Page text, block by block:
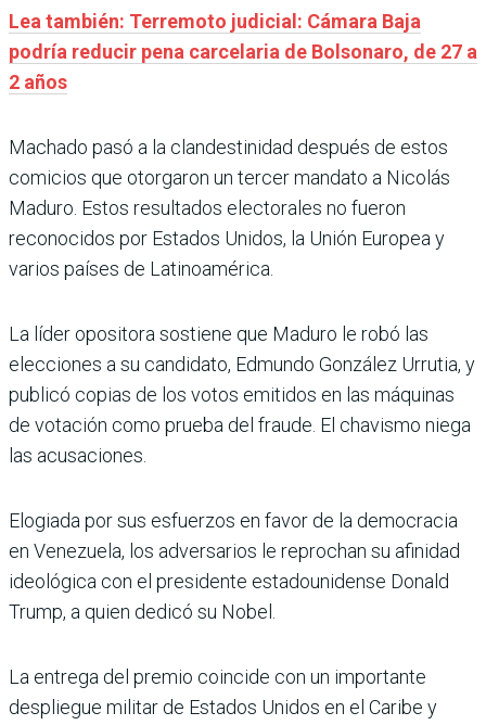
Lea también: Terremoto judicial: Cámara Baja
podría reducir pena carcelaria de Bolsonaro, de 27 a
2 años
Machado pasó a la clandestinidad después de estos
comicios que otorgaron un tercer mandato a Nicolás
Maduro. Estos resultados electorales no fueron
reconocidos por Estados Unidos, la Unión Europea y
varios países de Latinoamérica.
La líder opositora sostiene que Maduro le robó las
elecciones a su candidato, Edmundo González Urrutia, y
publicó copias de los votos emitidos en las máquinas
de votación como prueba del fraude. El chavismo niega
las acusaciones.
Elogiada por sus esfuerzos en favor de la democracia
en Venezuela, los adversarios le reprochan su afinidad
ideológica con el presidente estadounidense Donald
Trump, a quien dedicó su Nobel.
La entrega del premio coincide con un importante
despliegue militar de Estados Unidos en el Caribe y